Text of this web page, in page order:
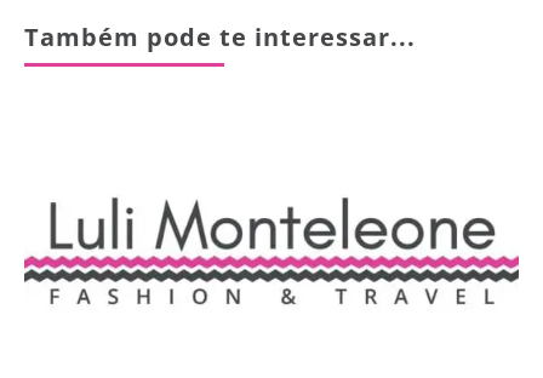
Também pode te interessar...